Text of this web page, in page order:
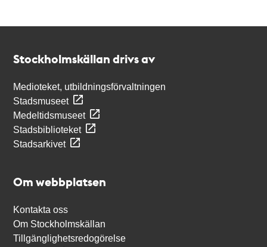
Stockholmskällan drivs av
Medioteket, utbildningsförvaltningen
Stadsmuseet
Medeltidsmuseet
Stadsbiblioteket
Stadsarkivet
Om webbplatsen
Kontakta oss
Om Stockholmskällan
Tillgänglighetsredogörelse